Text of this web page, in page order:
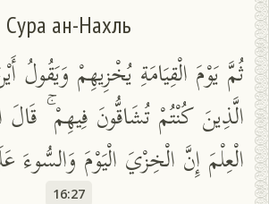
Сура ан-Нахль
ثُمَّ يَوْمَ الْقِيَامَةِ يُخْزِيهِمْ وَيَقُولُ
الَّذِينَ كُنْتُمْ تُشَاقُّونَ فِيهِمْ ۚ قَالَ
الْعِلْمَ إِنَّ الْخِزْيَ الْيَوْمَ وَالسُّوءَ
16:27